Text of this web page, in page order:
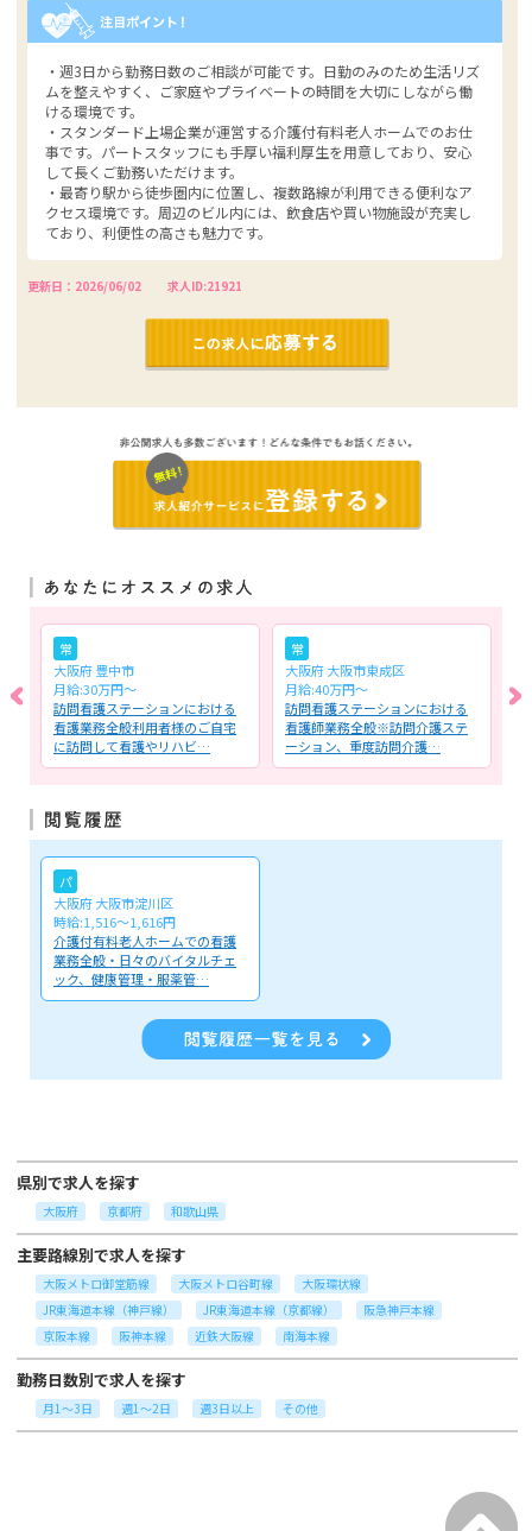
・週3日から勤務日数のご相談が可能です。日勤のみのため生活リズ
ムを整えやすく、ご家庭やプライベートの時間を大切にしながら働
ける環境です。
・スタンダード上場企業が運営する介護付有料老人ホームでのお仕
事です。パートスタッフにも手厚い福利厚生を用意しており、安心
して長くご勤務いただけます。
・最寄り駅から徒歩圏内に位置し、複数路線が利用できる便利なア
クセス環境です。周辺のビル内には、飲食店や買い物施設が充実し
ており、利便性の高さも魅力です。
更新日：2026/06/02 求人ID:21921
常
大阪府 豊中市
月給:30万円～
訪問看護ステーションにおける
看護業務全般利用者様のご自宅
に訪問して看護やリハビ…
常
大阪府 大阪市東成区
月給:40万円～
訪問看護ステーションにおける
看護師業務全般※訪問介護ステ
ーション、重度訪問介護…
パ
大阪府 大阪市淀川区
時給:1,516～1,616円
介護付有料老人ホームでの看護
業務全般・日々のバイタルチェ
ック、健康管理・服薬管…
県別で求人を探す
大阪府 京都府 和歌山県
主要路線別で求人を探す
大阪メトロ御堂筋線 大阪メトロ谷町線
大阪環状線
JR東海道本線（神戸線）
JR東海道本線（京都線）
阪急神戸本線
京阪本線
阪神本線 近鉄大阪線 南海本線
勤務日数別で求人を探す
月1～3日 週1～2日 週3日以上 その他